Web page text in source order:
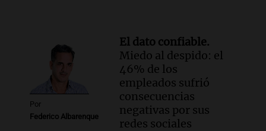
Por
Federico Albarenque
El dato confiable.
Miedo al despido: el
46% de los
empleados sufrió
consecuencias
negativas por sus
redes sociales